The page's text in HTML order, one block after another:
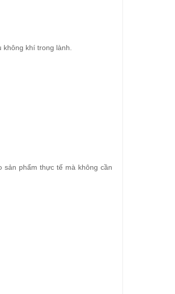
không khí trong lành.
sản phẩm thực tế mà không cần